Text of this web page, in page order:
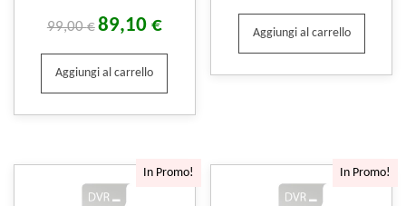
99,00€89,10 €
Aggiungi al carrello
Aggiungi al carrello
In Promo! In Promo!